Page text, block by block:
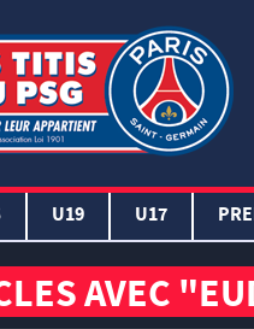
U19 U17
AVEC